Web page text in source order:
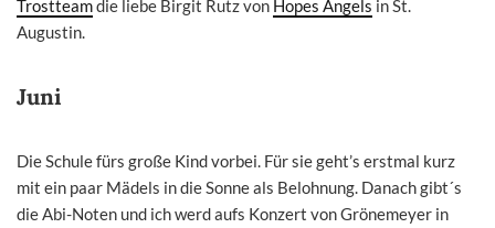
Trostteamdie liebe Birgit Rutz von Hopes Angels in St.
Augustin.
Juni
Die Schule fürs große Kind vorbei. Für sie geht’s erstmal kurz
mit ein paar Mädels in die Sonne als Belohnung. Danach gibt´s
die Abi-Noten und ich werd aufs Konzert von Grönemeyer in